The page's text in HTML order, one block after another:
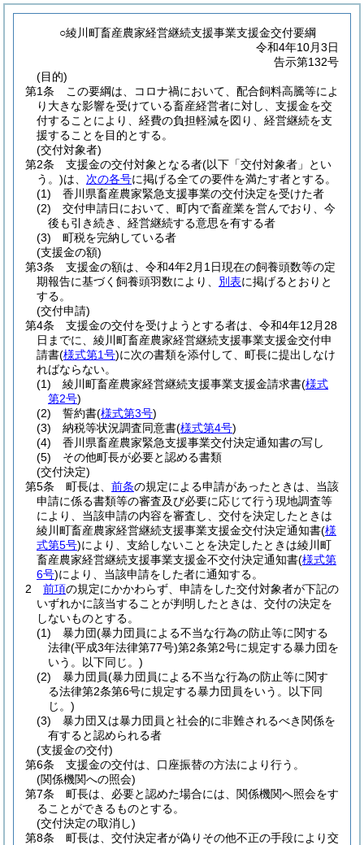
○綾川町畜産農家経営継続支援事業支援金交付要綱
令和4年10月3日
告示第132号
(目的)
第1条
この要綱は、コロナ禍において、配合飼料高騰等によ
り大きな影響を受けている畜産経営者に対し、支援金を交
付することにより、経費の負担軽減を図り、経営継続を支
援することを目的とする。
(交付対象者)
第2条
支援金の交付対象となる者(以下「交付対象者」とい
う。)は、 次の各号に掲げる全ての要件を満たす者とする。
(1)
香川県畜産農家緊急支援事業の交付決定を受けた者
(2)
交付申請日において、町内で畜産業を営んでおり、今
後も引き続き、経営継続する意思を有する者
(3)
町税を完納している者
(支援金の額)
第3条
支援金の額は、令和4年2月1日現在の飼養頭数等の定
期報告に基づく飼養頭羽数により、 別表に掲げるとおりと
する。
(交付申請)
第4条
支援金の交付を受けようとする者は、令和4年12月28
日までに、綾川町畜産農家経営継続支援事業支援金交付申
請書(様式第1号)に次の書類を添付して、町長に提出しなけ
ればならない。
(1)
綾川町畜産農家経営継続支援事業支援金請求書(様式
第2号)
(2)
誓約書(様式第3号)
(3)
納税等状況調査同意書(様式第4号)
(4)
香川県畜産農家緊急支援事業交付決定通知書の写し
(5)
その他町長が必要と認める書類
(交付決定)
第5条
町長は、 前条の規定による申請があったときは、当該
申請に係る書類等の審査及び必要に応じて行う現地調査等
により、当該申請の内容を審査し、交付を決定したときは
綾川町畜産農家経営継続支援事業支援金交付決定通知書(様
式第5号)により、支給しないことを決定したときは綾川町
畜産農家経営継続支援事業支援金不交付決定通知書(様式第
6号)により、当該申請をした者に通知する。
2
前項の規定にかかわらず、申請をした交付対象者が下記の
いずれかに該当することが判明したときは、交付の決定を
しないものとする。
(1)
暴力団(暴力団員による不当な行為の防止等に関する
法律(平成3年法律第77号)第2条第2号に規定する暴力団を
いう。以下同じ。)
(2)
暴力団員(暴力団員による不当な行為の防止等に関す
る法律第2条第6号に規定する暴力団員をいう。以下同
じ。)
(3)
暴力団又は暴力団員と社会的に非難されるべき関係を
有すると認められる者
(支援金の交付)
第6条
支援金の交付は、口座振替の方法により行う。
(関係機関への照会)
第7条
町長は、必要と認めた場合には、関係機関へ照会をす
ることができるものとする。
(交付決定の取消し)
第8条
町長は、交付決定者が偽りその他不正の手段により交